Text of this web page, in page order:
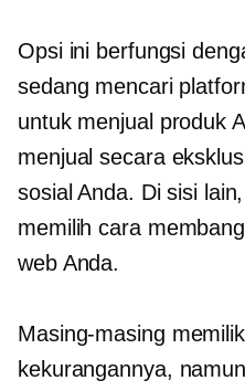
Opsi ini berfungsi
sedang mencari
untuk menjual produk
menjual secara
sosial Anda. Di sisi
memilih cara
web Anda.
Masing-masing
kekurangannya,